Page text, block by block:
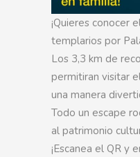
¡Quieres conocer
templarios por
Los 3,3 km de
permitiran visitar
una manera
Todo un escape
al patrimonio
¡Escanea el QR y